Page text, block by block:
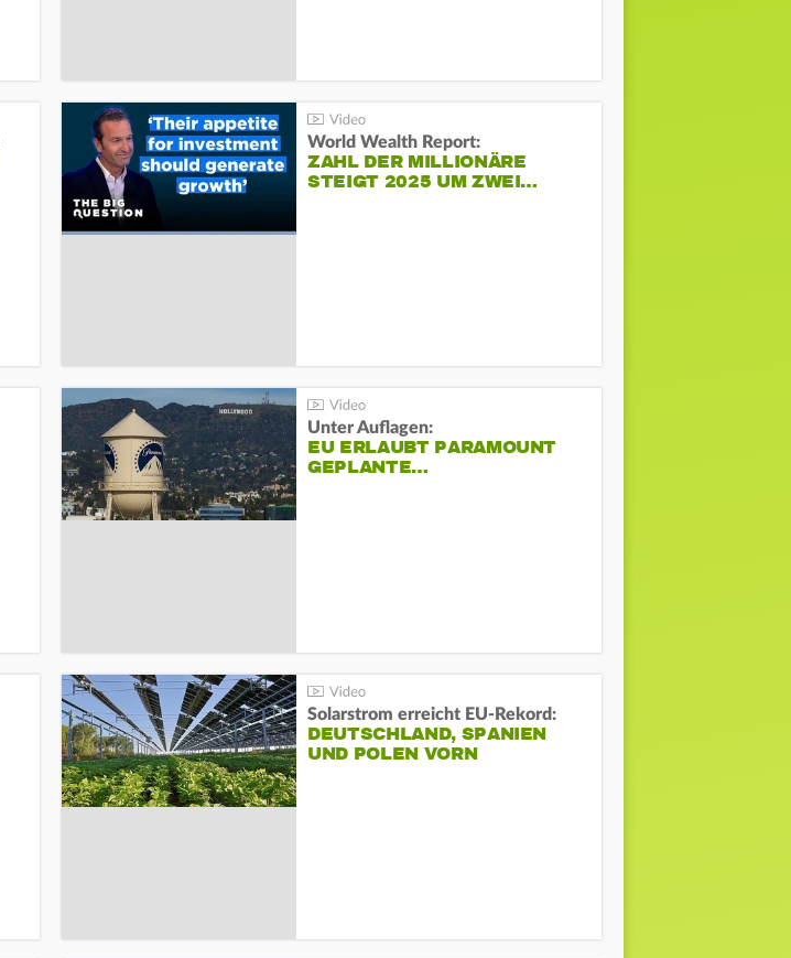
World Wealth Report:
ZAHL DER MILLIONÄRE
STEIGT 2025 UM ZWEI…
Unter Auflagen:
EU ERLAUBT PARAMOUNT
GEPLANTE…
Solarstrom erreicht EU-Rekord:
DEUTSCHLAND, SPANIEN
UND POLEN VORN